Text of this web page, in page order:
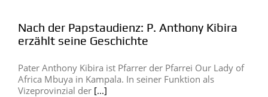
Nach der Papstaudienz: P. Anthony Kibira
erzählt seine Geschichte
Pater Anthony Kibira ist Pfarrer der Pfarrei Our Lady of
Africa Mbuya in Kampala. In seiner Funktion als
Vizeprovinzial der [...]